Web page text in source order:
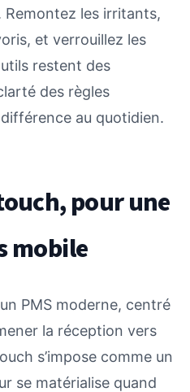
Remontez les irritants,
et verrouillez les
restent des
des règles
au quotidien.
pour une
mobile
PMS moderne, centré
la réception vers
s’impose comme un
se matérialise quand